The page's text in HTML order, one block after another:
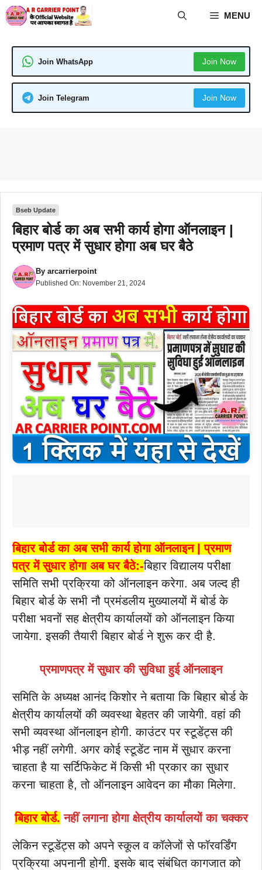
Skip
to
MENU
Join WhatsApp Join Now
Join Telegram Join Now
Bseb Update
बिहार बोर्ड का अब सभी कार्य होगा ऑनलाइन |
प्रमाण पत्र में सुधार होगा अब घर बैठे
By arcarrierpoint
Published On: November 21, 2024
बिहार बोर्ड का अब सभी कार्य होगा ऑनलाइन | प्रमाण
पत्र में सुधार होगा अब घर बैठे:-बिहार विद्यालय परीक्षा
समिति सभी प्रक्रिया को ऑनलाइन करेगा. अब जल्द ही
बिहार बोर्ड के सभी नौ प्रमंडलीय मुख्यालयों में बोर्ड के
परीक्षा भवनों सह क्षेत्रीय कार्यालयों को ऑनलाइन किया
जायेगा. इसकी तैयारी बिहार बोर्ड ने शुरू कर दी है.
प्रमाणपत्र में सुधार की सुविधा हुई ऑनलाइन
समिति के अध्यक्ष आनंद किशोर ने बताया कि बिहार बोर्ड के
क्षेत्रीय कार्यालयों की व्यवस्था बेहतर की जायेगी. वहां की
सभी व्यवस्था ऑनलाइन होगी. काउंटर पर स्टूडेंट्स की
भीड़ नहीं लगेगी. अगर कोई स्टूडेंट नाम में सुधार करना
चाहता है या सर्टिफिकेट में किसी भी प्रकार का सुधार
करना चाहता है, तो ऑनलाइन आवेदन का मौका मिलेगा.
बिहार बोर्ड. नहीं लगाना होगा क्षेत्रीय कार्यालयों का चक्कर
लेकिन स्टूडेंट्स को अपने स्कूल व कॉलेजों से फॉरवर्डिंग
प्रक्रिया अपनानी होगी. इसके बाद संबंधित कागजात को